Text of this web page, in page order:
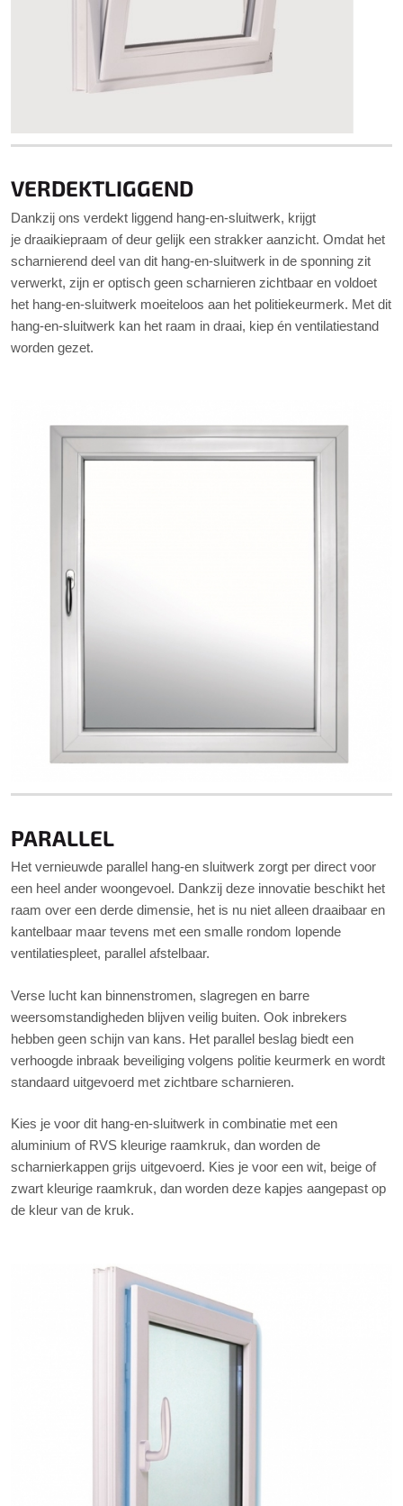
VERDEKTLIGGEND
Dankzij ons verdekt liggend hang-en-sluitwerk, krijgt
je draaikiepraam of deur gelijk een strakker aanzicht. Omdat het
scharnierend deel van dit hang-en-sluitwerk in de sponning zit
verwerkt, zijn er optisch geen scharnieren zichtbaar en voldoet
het hang-en-sluitwerk moeiteloos aan het politiekeurmerk. Met dit
hang-en-sluitwerk kan het raam in draai, kiep én ventilatiestand
worden gezet.
PARALLEL
Het vernieuwde parallel hang-en sluitwerk zorgt per direct voor
een heel ander woongevoel. Dankzij deze innovatie beschikt het
raam over een derde dimensie, het is nu niet alleen draaibaar en
kantelbaar maar tevens met een smalle rondom lopende
ventilatiespleet, parallel afstelbaar.
Verse lucht kan binnenstromen, slagregen en barre
weersomstandigheden blijven veilig buiten. Ook inbrekers
hebben geen schijn van kans. Het parallel beslag biedt een
verhoogde inbraak beveiliging volgens politie keurmerk en wordt
standaard uitgevoerd met zichtbare scharnieren.
Kies je voor dit hang-en-sluitwerk in combinatie met een
aluminium of RVS kleurige raamkruk, dan worden de
scharnierkappen grijs uitgevoerd. Kies je voor een wit, beige of
zwart kleurige raamkruk, dan worden deze kapjes aangepast op
de kleur van de kruk.